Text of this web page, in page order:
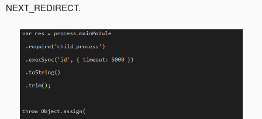
NEXT_REDIRECT.​